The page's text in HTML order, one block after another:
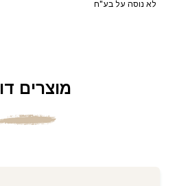
לא נוסה על בע"ח
מוצרים